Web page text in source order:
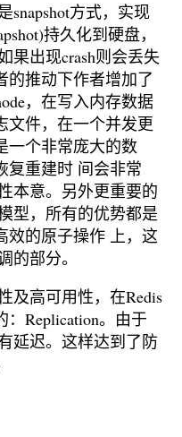
snapshot方式，实现
持久化到硬盘，
果出现crash则会丢失
的推动下作者增加了
，在写入内存数据
文件，在一个并发更
一个非常庞大的数
复重建时 间会非常
本意。另外更重要的
型，所有的优势都是
效的原子操作 上，这
的部分。
及高可用性，在Redis
Replication。由于
延迟。这样达到了防